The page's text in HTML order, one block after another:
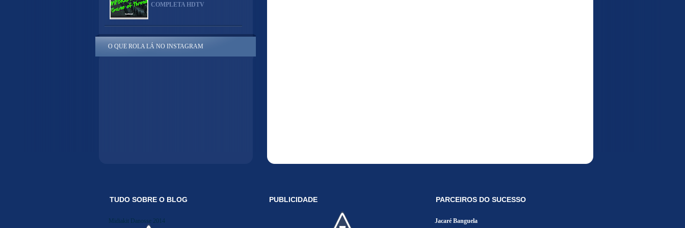
COMPLETA HDTV
O QUE ROLA LÁ NO INSTAGRAM
TUDO SOBRE O BLOG
Midiakit Danosse 2014
PUBLICIDADE PARCEIROS DO SUCESSO
Jacaré Banguela